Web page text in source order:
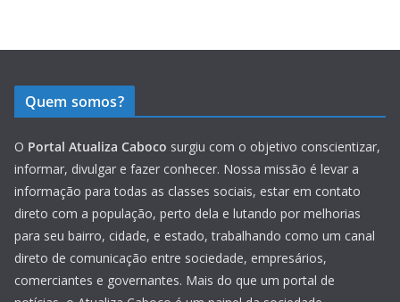
Quem somos?
O Portal Atualiza Caboco surgiu com o objetivo conscientizar,
informar, divulgar e fazer conhecer. Nossa missão é levar a
informação para todas as classes sociais, estar em contato
direto com a população, perto dela e lutando por melhorias
para seu bairro, cidade, e estado, trabalhando como um canal
direto de comunicação entre sociedade, empresários,
comerciantes e governantes. Mais do que um portal de